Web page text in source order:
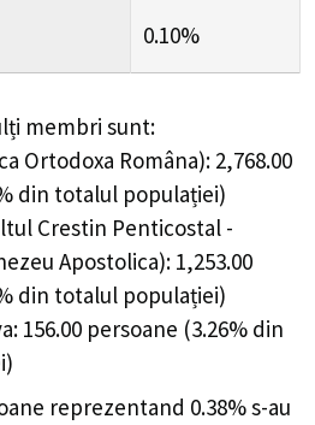
0.10%
membri sunt:
Ortodoxa Româna): 2,768.00
din totalul populației)
Crestin Penticostal -
Apostolica): 1,253.00
din totalul populației)
156.00 persoane (3.26% din
reprezentand 0.38% s-au